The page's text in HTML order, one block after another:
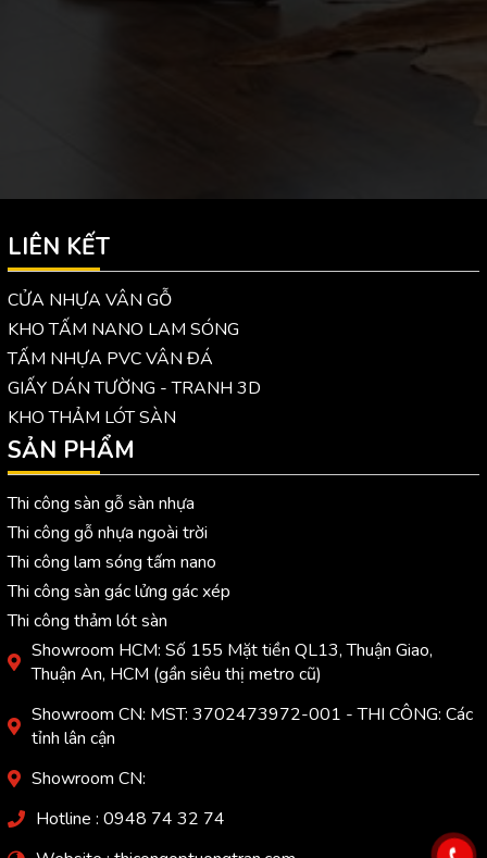
LIÊN KẾT
CỬA NHỰA VÂN GỖ
KHO TẤM NANO LAM SÓNG
TẤM NHỰA PVC VÂN ĐÁ
GIẤY DÁN TƯỜNG - TRANH 3D
KHO THẢM LÓT SÀN
SẢN PHẨM
Thi công sàn gỗ sàn nhựa
Thi công gỗ nhựa ngoài trời
Thi công lam sóng tấm nano
Thi công sàn gác lửng gác xép
Thi công thảm lót sàn
Showroom HCM: Số 155 Mặt tiền QL13, Thuận Giao,
Thuận An, HCM (gần siêu thị metro cũ)
Showroom CN: MST: 3702473972-001 - THI CÔNG: Các
tỉnh lân cận
Showroom CN:
Hotline : 0948 74 32 74